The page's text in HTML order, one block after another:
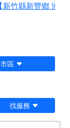
新竹縣新豐鄉 池和
區
找服務